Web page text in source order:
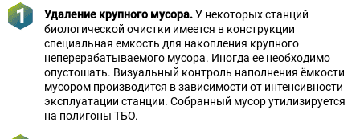
Удаление крупного мусора.У некоторых станций
биологической очистки имеется в конструкции
специальная емкость для накопления крупного
неперерабатываемого мусора. Иногда ее необходимо
опустошать. Визуальный контроль наполнения ёмкости
мусором производится в зависимости от интенсивности
эксплуатации станции. Собранный мусор утилизируется
на полигоны ТБО.